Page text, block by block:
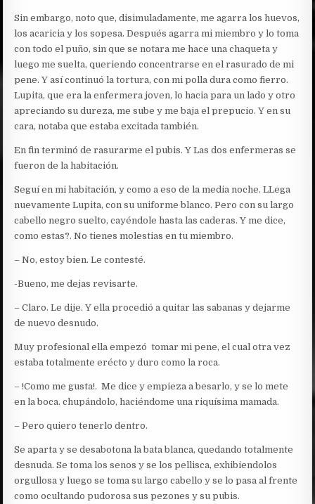
Sin embargo, noto que, disimuladamente, me agarra los huevos,
los acaricia y los sopesa. Después agarra mi miembro y lo toma
con todo el puño, sin que se notara me hace una chaqueta y
luego me suelta, queriendo concentrarse en el rasurado de mi
pene. Y así continuó la tortura, con mi polla dura como fierro.
Lupita, que era la enfermera joven, lo hacia para un lado y otro
apreciando su dureza, me sube y me baja el prepucio. Y en su
cara, notaba que estaba excitada también.
En fin terminó de rasurarme el pubis. Y Las dos enfermeras se
fueron de la habitación.
Seguí en mi habitación, y como a eso de la media noche. LLega
nuevamente Lupita, con su uniforme blanco. Pero con su largo
cabello negro suelto, cayéndole hasta las caderas. Y me dice,
como estas?. No tienes molestias en tu miembro.
– No, estoy bien. Le contesté.
-Bueno, me dejas revisarte.
– Claro. Le dije. Y ella procedió a quitar las sabanas y dejarme
de nuevo desnudo.
Muy profesional ella empezó tomar mi pene, el cual otra vez
estaba totalmente erécto y duro como la roca.
– !Como me gusta!. Me dice y empieza a besarlo, y se lo mete
en la boca. chupándolo, haciéndome una riquísima mamada.
– Pero quiero tenerlo dentro.
Se aparta y se desabotona la bata blanca, quedando totalmente
desnuda. Se toma los senos y se los pellisca, exhibiendolos
orgullosa y luego se toma su largo cabello y se lo pasa al frente
como ocultando pudorosa sus pezones y su pubis.